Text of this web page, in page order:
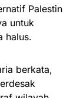
Palestin
untuk
halus.
berkata,